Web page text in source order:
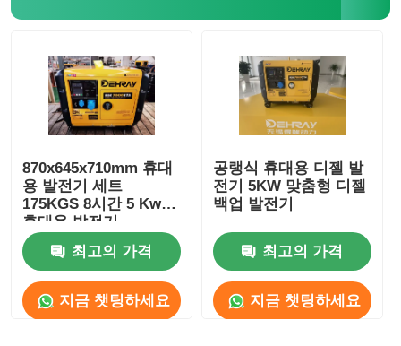
870x645x710mm 휴대
용 발전기 세트
175KGS 8시간 5 Kw
휴대용 발전기
최고의 가격
지금 챗팅하세요
공랭식 휴대용 디젤 발
전기 5KW 맞춤형 디젤
백업 발전기
최고의 가격
지금 챗팅하세요